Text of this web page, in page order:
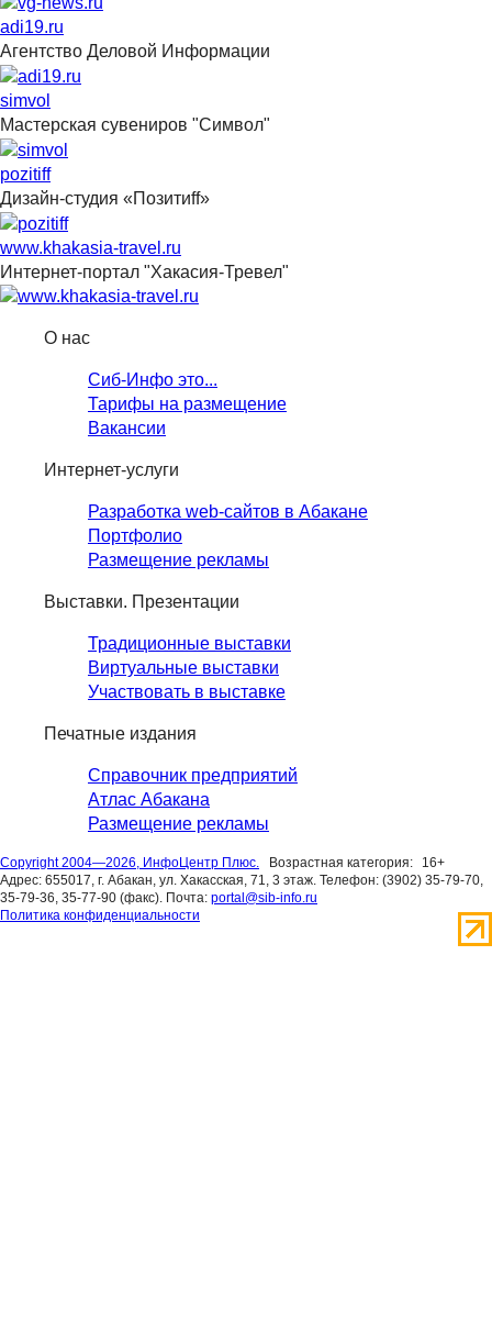
adi19.ru
Агентство Деловой Информации
simvol
Мастерская сувениров "Символ"
pozitiff
Дизайн-студия «Позитиff»
www.khakasia-travel.ru
Интернет-портал "Хакасия-Тревел"
О нас
Сиб-Инфо это...
Тарифы на размещение
Вакансии
Интернет-услуги
Разработка web-сайтов в Абакане
Портфолио
Размещение рекламы
Выставки. Презентации
Традиционные выставки
Виртуальные выставки
Участвовать в выставке
Печатные издания
Справочник предприятий
Атлас Абакана
Размещение рекламы
Copyright 2004—2026, ИнфоЦентр Плюс. Возрастная категория:
16+
Адрес: 655017, г. Абакан, ул. Хакасская, 71, 3 этаж. Телефон: (3902) 35-79-70,
35-79-36, 35-77-90 (факс). Почта: portal@sib-info.ru
Политика конфиденциальности